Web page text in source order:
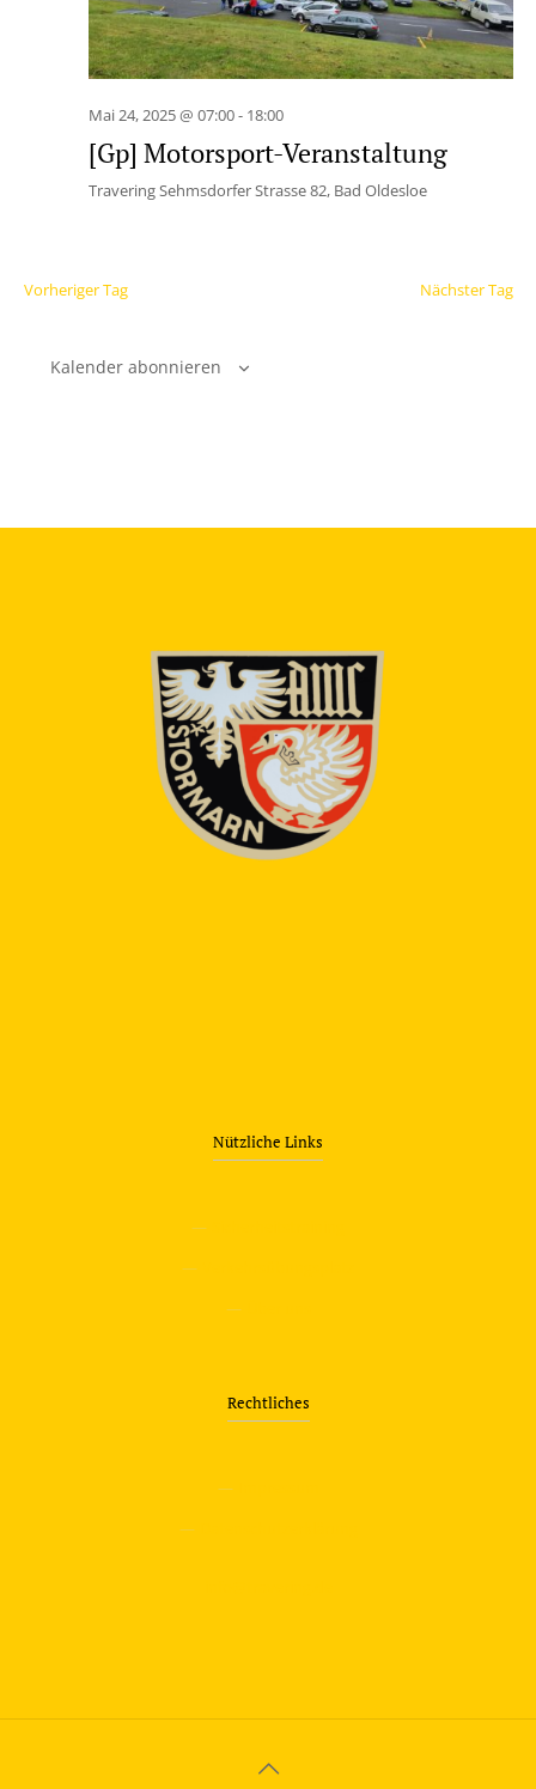
Mai 24, 2025 @ 07:00- 18:00
[Gp] Motorsport-Veranstaltung
TraveringSehmsdorfer Strasse 82, Bad Oldesloe
Vorheriger Tag Nächster Tag
Kalender abonnieren
Nützliche Links
—
—
—
Rechtliches
—
—